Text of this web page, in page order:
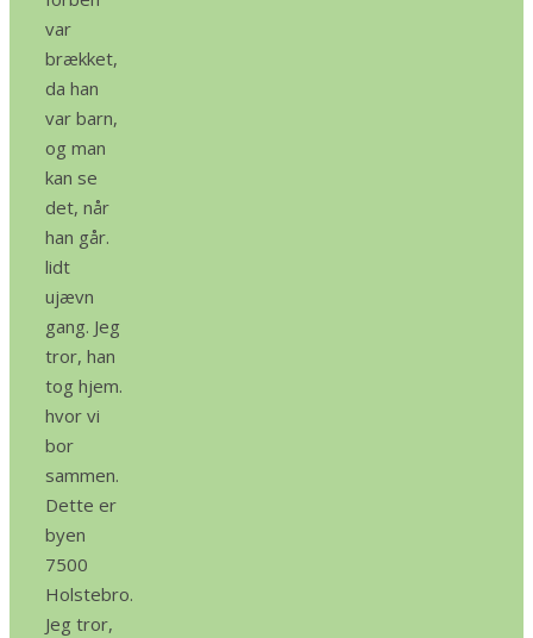
var
brækket,
da han
var barn,
og man
kan se
det, når
han går.
lidt
ujævn
gang. Jeg
tror, ​​han
tog hjem.
hvor vi
bor
sammen.
Dette er
byen
7500
Holstebro.
Jeg tror, ​​